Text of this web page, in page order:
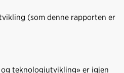
(som denne rapporten er
teknologiutvikling» er igjen